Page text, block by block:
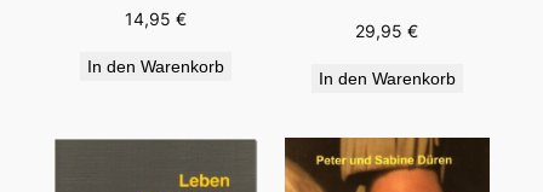
14,95€
In den Warenkorb
29,95€
In den Warenkorb